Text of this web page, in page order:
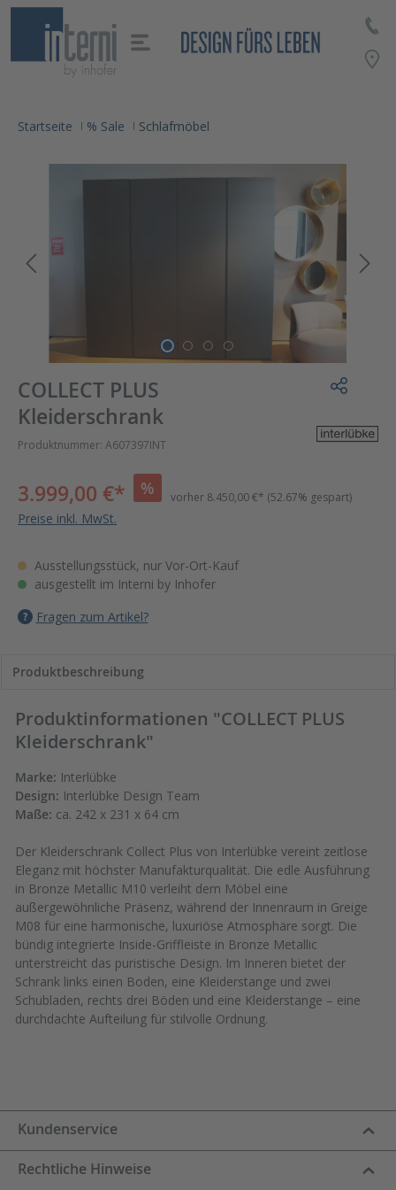
Startseite % Sale Schlafmöbel
COLLECT PLUS
Kleiderschrank
Produktnummer: A607397INT
3.999,00 €* % vorher 8.450,00 €* (52.67% gespart)
Preise inkl. MwSt.
Ausstellungsstück, nur Vor-Ort-Kauf
ausgestellt im Interni by Inhofer
Fragen zum Artikel?
Produktbeschreibung
Produktinformationen "COLLECT PLUS
Kleiderschrank"
Marke: Interlübke
Design: Interlübke Design Team
Maße: ca. 242 x 231 x 64 cm
Der Kleiderschrank Collect Plus von Interlübke vereint zeitlose
Eleganz mit höchster Manufakturqualität. Die edle Ausführung
in Bronze Metallic M10 verleiht dem Möbel eine
außergewöhnliche Präsenz, während der Innenraum in Greige
M08 für eine harmonische, luxuriöse Atmosphäre sorgt. Die
bündig integrierte Inside-Griffleiste in Bronze Metallic
unterstreicht das puristische Design. Im Inneren bietet der
Schrank links einen Boden, eine Kleiderstange und zwei
Schubladen, rechts drei Böden und eine Kleiderstange – eine
durchdachte Aufteilung für stilvolle Ordnung.
Kundenservice
Rechtliche Hinweise